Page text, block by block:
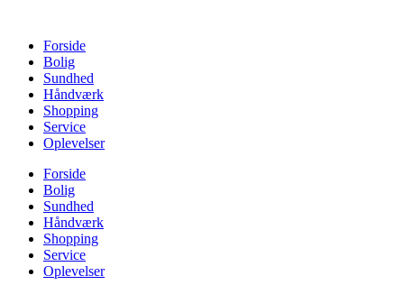
indholdForside
Bolig
Sundhed
Håndværk
Shopping
Service
Oplevelser
Forside
Bolig
Sundhed
Håndværk
Shopping
Service
Oplevelser